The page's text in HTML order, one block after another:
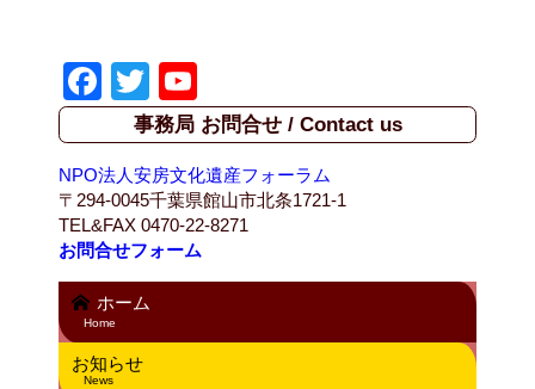
F
a
c
e
b
o
o
k
T
wi
tt
er
o
u
T
u
b
C
事務局 お問合せ / Contact us
NPO法人安房文化遺産フォーラム
〒294-0045千葉県館山市北条1721-1
TEL&FAX 0470-22-8271
お問合せフォーム
ホーム
Home
お知らせ
News